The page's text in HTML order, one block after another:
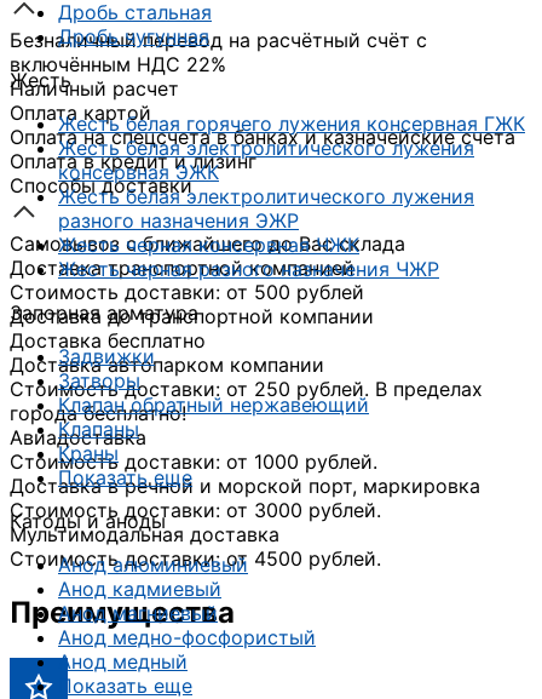
Дробь стальная
Дробь чугунная
Жесть
Жесть белая горячего лужения консервная ГЖК
Жесть белая электролитического лужения
консервная ЭЖК
Жесть белая электролитического лужения
разного назначения ЭЖР
Жесть черная консервная ЧЖК
Жесть черная разного назначения ЧЖР
Запорная арматура
Задвижки
Затворы
Клапан обратный нержавеющий
Клапаны
Краны
Показать еще
Катоды и аноды
Анод алюминиевый
Анод кадмиевый
Анод магниевый
Анод медно-фосфористый
Анод медный
Показать еще
Безналичный перевод на расчётный счёт с
включённым НДС 22%
Наличный расчет
Оплата картой
Оплата на спецсчета в банках и казначейские счета
Оплата в кредит и лизинг
Способы доставки
Самовывоз с ближайшего до Вас склада
Доставка транспортной компанией
Стоимость доставки: от 500 рублей
Доставка до транспортной компании
Доставка бесплатно
Доставка автопарком компании
Стоимость доставки: от 250 рублей. В пределах
города бесплатно!
Авиадоставка
Стоимость доставки: от 1000 рублей.
Доставка в речной и морской порт, маркировка
Стоимость доставки: от 3000 рублей.
Мультимодальная доставка
Стоимость доставки: от 4500 рублей.
Преимущества